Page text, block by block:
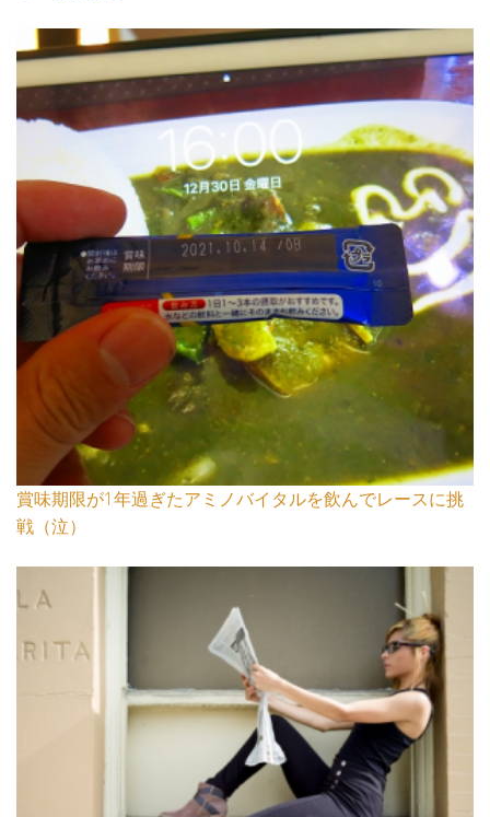
賞味期限が1年過ぎたアミノバイタルを飲んでレースに挑
戦（泣）